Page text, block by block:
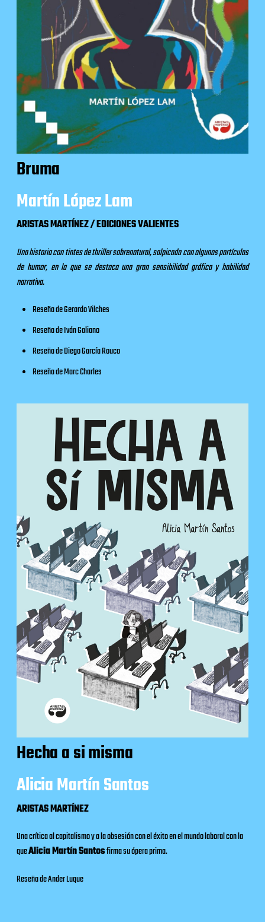
Bruma
Martín López Lam
ARISTAS MARTÍNEZ / EDICIONES VALIENTES
Una historia con tintes de thriller sobrenatural, salpicada con algunas partículas
de humor, en la que se destaca una gran sensibilidad gráfica y habilidad
narrativa.
Reseñade Gerardo Vilches
Reseñade Iván Galiano
Reseñade Diego García Rouco
Reseñade Marc Charles
Hecha a si misma
Alicia Martín Santos
ARISTAS MARTÍNEZ
Una crítica al capitalismo y a la obsesión con el éxito en el mundo laboral con la
queAlicia Martín Santosfirma su ópera prima.
Reseña de Ander Luque